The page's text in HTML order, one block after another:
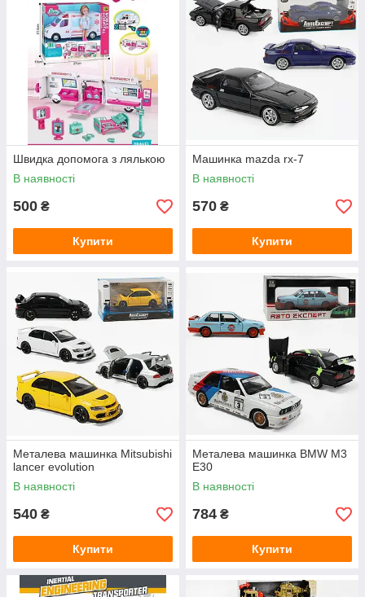
Швидка допомога з лялькою
В наявності
500 ₴
Купити
Машинка mazda rx-7
В наявності
570 ₴
Купити
Металева машинка Mitsubishi
lancer evolution
В наявності
540 ₴
Купити
Металева машинка BMW M3
E30
В наявності
784 ₴
Купити